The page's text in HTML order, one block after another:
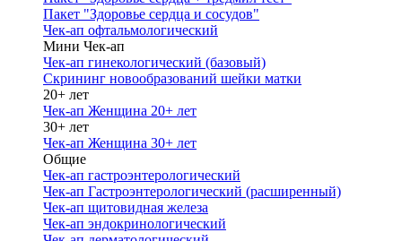
Пакет "Здоровье сердца и сосудов"
Чек-ап офтальмологический
Мини Чек-ап
Чек-ап гинекологический (базовый)
Скрининг новообразований шейки матки
20+ лет
Чек-ап Женщина 20+ лет
30+ лет
Чек-ап Женщина 30+ лет
Общие
Чек-ап гастроэнтерологический
Чек-ап Гастроэнтерологический (расширенный)
Чек-ап щитовидная железа
Чек-ап эндокринологический